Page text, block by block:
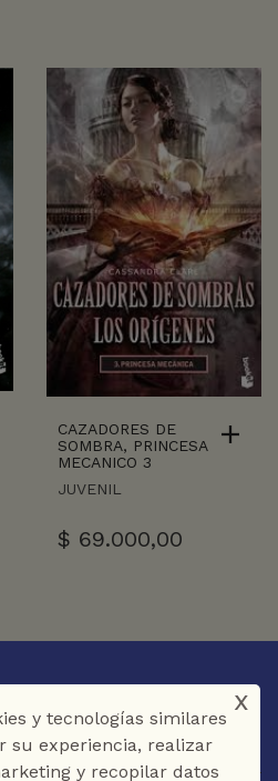
CAZADORES DE
SOMBRA, PRINCESA
MECANICO 3
JUVENIL
$ 69.000,00
y tecnologías similares
su experiencia, realizar
y recopilar datos
x